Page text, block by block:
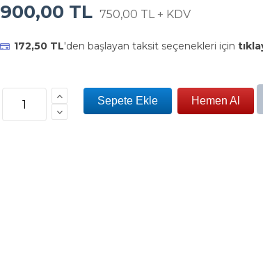
900,00 TL 750,00 TL + KDV
172,50 TL'den başlayan taksit seçenekleri için